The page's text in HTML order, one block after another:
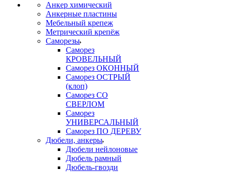
Анкер химический
Анкерные пластины
Мебельный крепеж
Метрический крепёж
Саморезы
Саморез
КРОВЕЛЬНЫЙ
Саморез ОКОННЫЙ
Саморез ОСТРЫЙ
(клоп)
Саморез СО
СВЕРЛОМ
Саморез
УНИВЕРСАЛЬНЫЙ
Саморез ПО ДЕРЕВУ
Дюбели, анкеры
Дюбели нейлоновые
Дюбель рамный
Дюбель-гвозди